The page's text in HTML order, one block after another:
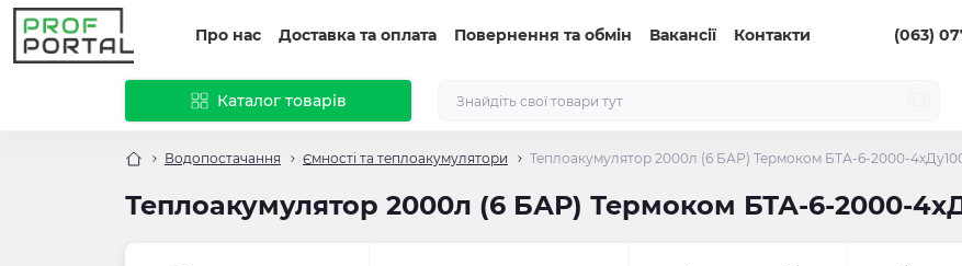
Про нас Доставка та оплата Повернення та обмін Вакансії Контакти (063)
Каталог товарів
Водопостачання Ємності та теплоакумулятори Теплоакумулятор 2000л (6 БАР) Термоком БТА-6-2000-
Теплоакумулятор 2000л (6 БАР) Термоком БТА-6-2000-